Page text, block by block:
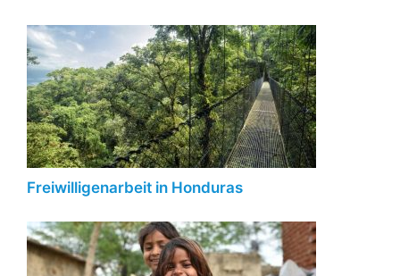
Freiwilligenarbeit in Honduras